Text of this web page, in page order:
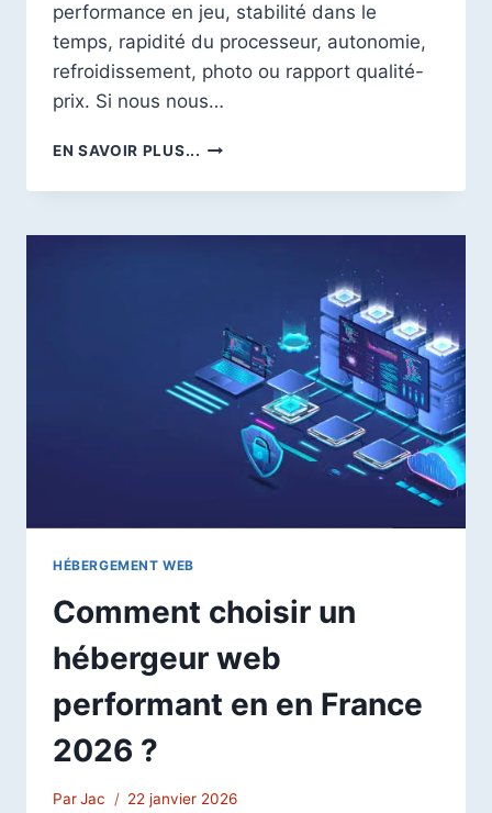
performance en jeu, stabilité dans le
temps, rapidité du processeur, autonomie,
refroidissement, photo ou rapport qualité-
prix. Si nous nous…
EN SAVOIR PLUS... TÉLÉPHONE
PLUS
DU
TOP
10
COMPLET
HÉBERGEMENT WEB
Comment choisir un
hébergeur web
performant en en France
2026 ?
ParJac 22 janvier 2026